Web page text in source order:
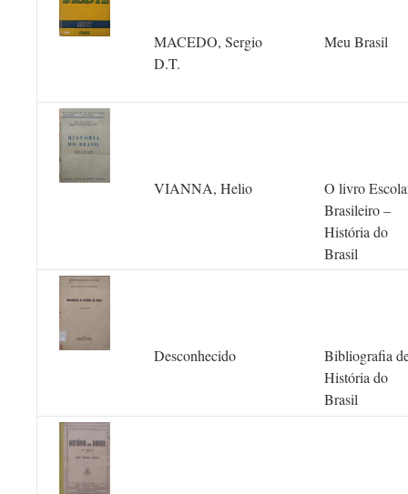
MACEDO, Sergio
D.T.
Meu Brasil
VIANNA, Helio
O livro
Brasileiro –
História do
Brasil
Desconhecido
Bibliografia
História do
Brasil